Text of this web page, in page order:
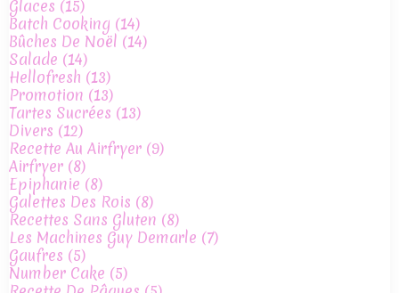
Glaces (15)
Batch Cooking (14)
Bûches De Noël (14)
Salade (14)
Hellofresh (13)
Promotion (13)
Tartes Sucrées (13)
Divers (12)
Recette Au Airfryer (9)
Airfryer (8)
Epiphanie (8)
Galettes Des Rois (8)
Recettes Sans Gluten (8)
Les Machines Guy Demarle (7)
Gaufres (5)
Number Cake (5)